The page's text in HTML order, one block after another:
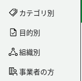
カテゴリ別
目的別
組織別
事業者の方